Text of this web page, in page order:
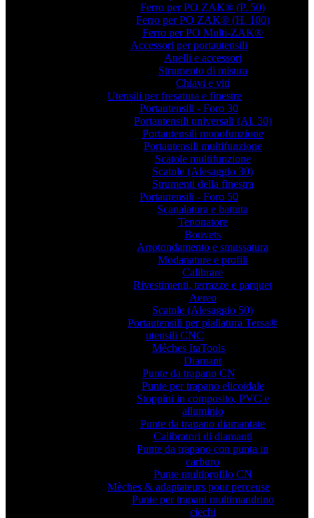
Ferro per PO ZAK® (P. 50)
Ferro per PO ZAK® (H. 100)
Ferro per PO Multi-ZAK®
Accessori per portautensili
Anelli e accessori
Strumento di misura
Chiavi e viti
Utensili per fresatura e finestre
Portautensili - Foro 30
Portautensili universali (Al. 30)
Portautensili monofunzione
Portautensili multifunzione
Scatole multifunzione
Scatole (Alesaggio 30)
Strumenti della finestra
Portautensili - Foro 50
Scanalatura e battuta
Tenonatore
Bouvets
Arrotondamento e smussatura
Modanature e profili
Calibrare
Rivestimenti, terrazze e parquet
Aereo
Scatole (Alesaggio 50)
Portautensili per piallatura Tersa®
utensili CNC
Mèches ItaTools
Diamant
Punte da trapano CN
Punte per trapano elicoidale
Stoppini in composito, PVC e
alluminio
Punte da trapano diamantate
Calibratori di diamanti
Punte da trapano con punta in
carburo
Punte multiprofilo CN
Mèches & adaptateurs pour perceuse
Punte per trapani multimandrino
ciechi